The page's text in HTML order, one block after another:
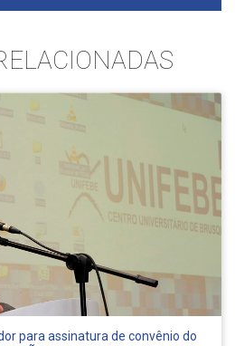
para assinatura de convênio do